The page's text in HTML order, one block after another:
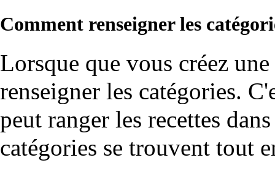
Comment renseigner les
Lorsque que vous créez
renseigner les catégories.
peut ranger les recettes
catégories se trouvent tout